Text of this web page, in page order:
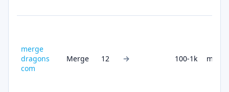
merge
dragons
com
Merge 12 → 100-1k